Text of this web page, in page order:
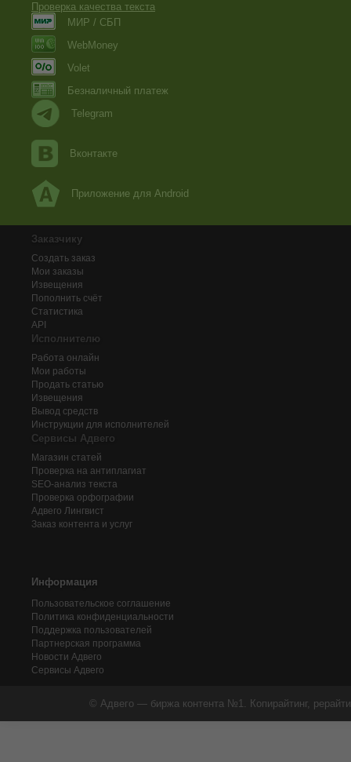
Проверка качества текста
МИР / СБП
WebMoney
Volet
Безналичный платеж
Telegram
Вконтакте
Приложение для Android
Заказчику
Создать заказ
Мои заказы
Извещения
Пополнить счёт
Статистика
API
Исполнителю
Работа онлайн
Мои работы
Продать статью
Извещения
Вывод средств
Инструкции для исполнителей
Сервисы Адвего
Магазин статей
Проверка на антиплагиат
SEO-анализ текста
Проверка орфографии
Адвего Лингвист
Заказ контента и услуг
Информация
Пользовательское соглашение
Политика конфиденциальности
Поддержка пользователей
Партнерская программа
Новости Адвего
Сервисы Адвего
© Адвего — биржа контента №1. Копирайтинг,